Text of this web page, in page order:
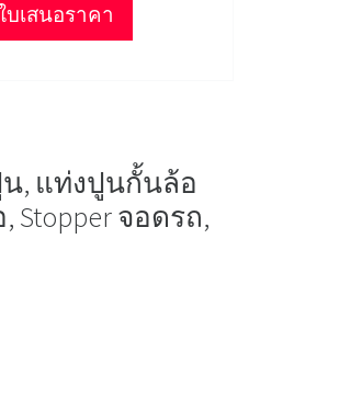
เสนอราคา
, แท่งปูนกั้นล้อ
จอดรถ,